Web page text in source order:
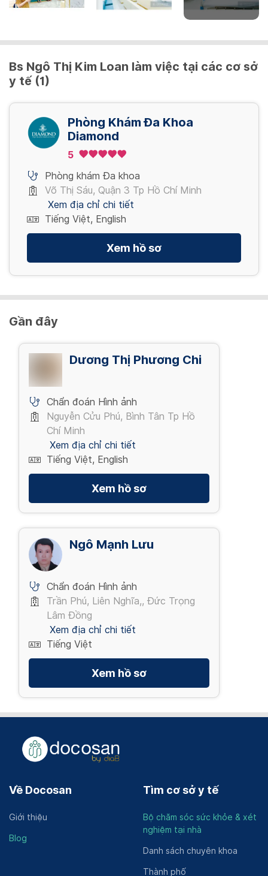
Xem thêm
500,000 VND/ Lần
100,000 VND/ Lần
Xem thêm
200,000 VND/ Lần
Truyền Dịch ( Lactate ) - 2 chai
Xem thêm
Thủ thuật
Thủ thuật sản phụ khoa 1
3,000,000 VND/ Lần
Thủ thuật sản phụ khoa 2
4,000,000 VND/ Lần
Xem thêm
Bs Ngô Thị Kim Loan làm việc tại các cơ sở
y tế (1)
Phòng Khám Đa Khoa
Diamond
5
Phòng khám Đa khoa
Võ Thị Sáu, Quận 3 Tp Hồ Chí Minh
Xem địa chỉ chi tiết
Tiếng Việt, English
Xem hồ sơ
Gần đây
Dương Thị Phương Chi
Chẩn đoán Hình ảnh
Nguyễn Cửu Phú, Bình Tân Tp Hồ
Chí Minh
Xem địa chỉ chi tiết
Tiếng Việt, English
Xem hồ sơ
Ngô Mạnh Lưu
Chẩn đoán Hình ảnh
Trần Phú, Liên Nghĩa,, Đức Trọng
Lâm Đồng
Xem địa chỉ chi tiết
Tiếng Việt
Xem hồ sơ
Về Docosan
Giới thiệu
Blog
Tìm cơ sở y tế
Bộ chăm sóc sức khỏe & xét
nghiệm tại nhà
Danh sách chuyên khoa
Thành phố